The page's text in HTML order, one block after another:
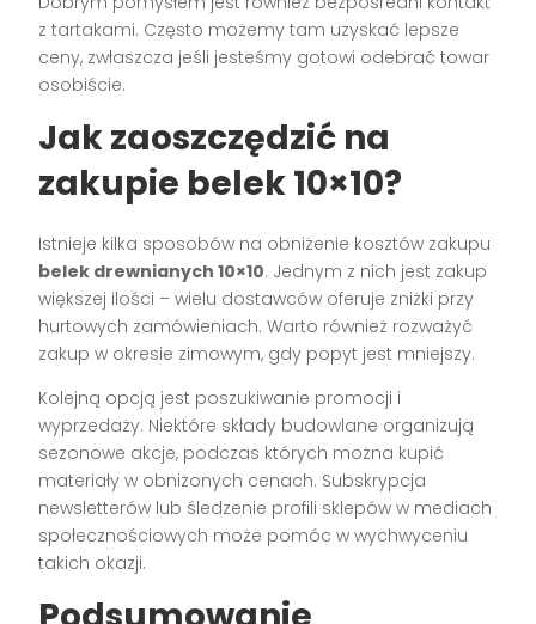
z tartakami. Często możemy tam uzyskać lepsze
ceny, zwłaszcza jeśli jesteśmy gotowi odebrać towar
osobiście.
Jak zaoszczędzić na
zakupie belek 10×10?
Istnieje kilka sposobów na obniżenie kosztów zakupu
belek drewnianych 10×10. Jednym z nich jest zakup
większej ilości – wielu dostawców oferuje zniżki przy
hurtowych zamówieniach. Warto również rozważyć
zakup w okresie zimowym, gdy popyt jest mniejszy.
Kolejną opcją jest poszukiwanie promocji i
wyprzedaży. Niektóre składy budowlane organizują
sezonowe akcje, podczas których można kupić
materiały w obniżonych cenach. Subskrypcja
newsletterów lub śledzenie profili sklepów w mediach
społecznościowych może pomóc w wychwyceniu
takich okazji.